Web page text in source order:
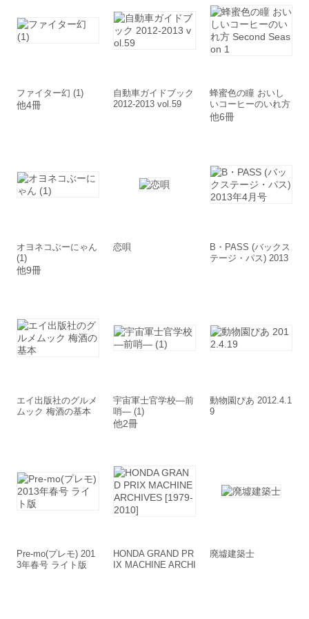
ファイター幻 (1)
他4冊
自動車ガイドブック
2012-2013 vol.59
蜂蜜色の瞳 おいし
いコーヒーのいれ方
Second Season 1
他6冊
オヨネコぶーにゃん
(1)
他9冊
恋唄
B・PASS (バックス
テージ・パス) 2013
エイ出版社のグルメ
ムック 梅酒の基本
宇宙軍士官学校―前
哨― (1)
他2冊
動物園ぴあ 2012.4.1
9
Pre-mo(プレモ) 201
3年春号 ライト版
HONDA GRAND PR
IX MACHINE ARCHI
廃墟建築士